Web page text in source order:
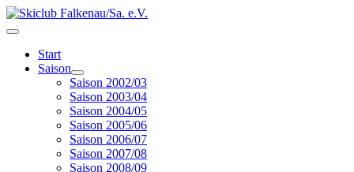
Start
Saison
Saison 2002/03
Saison 2003/04
Saison 2004/05
Saison 2005/06
Saison 2006/07
Saison 2007/08
Saison 2008/09